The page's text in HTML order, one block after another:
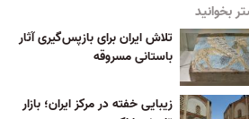
بخوانید
تلاش ایران برای بازپس‌گیری آثار
باستانی مسروقه
زیبایی خفته در مرکز ایران؛ بازار